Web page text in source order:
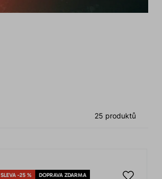
25 produktů
SLEVA -25 %
DOPRAVA ZDARMA